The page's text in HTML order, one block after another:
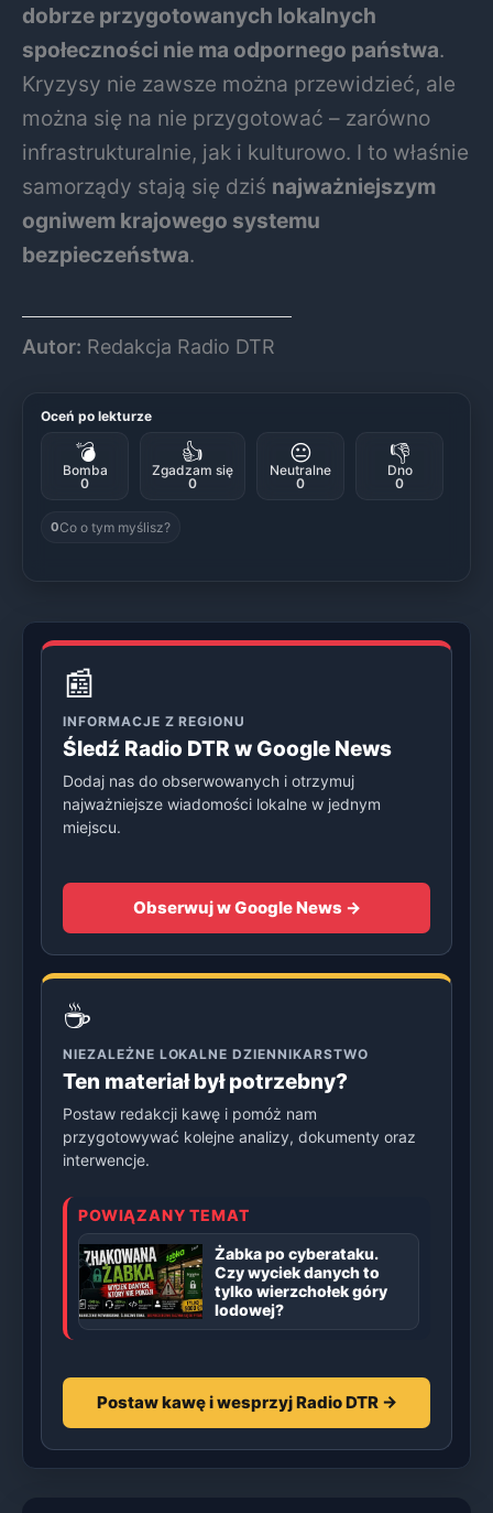
dobrze przygotowanych lokalnych
społeczności nie ma odpornego państwa.
Kryzysy nie zawsze można przewidzieć, ale
można się na nie przygotować – zarówno
infrastrukturalnie, jak i kulturowo. I to właśnie
samorządy stają się dziś najważniejszym
ogniwem krajowego systemu
bezpieczeństwa.
Autor: Redakcja Radio DTR
Oceń po lekturze
💣
Bomba
0
👍
Zgadzam się
0
😐
Neutralne
0
👎
Dno
0
0Co o tym myślisz?
📰
INFORMACJE Z REGIONU
Śledź Radio DTR w Google News
Dodaj nas do obserwowanych i otrzymuj
najważniejsze wiadomości lokalne w jednym
miejscu.
Obserwuj w Google News →
☕
NIEZALEŻNE LOKALNE DZIENNIKARSTWO
Ten materiał był potrzebny?
Postaw redakcji kawę i pomóż nam
przygotowywać kolejne analizy, dokumenty oraz
interwencje.
POWIĄZANY TEMAT
Żabka po cyberataku.
Czy wyciek danych to
tylko wierzchołek góry
lodowej?
Postaw kawę i wesprzyj Radio DTR →